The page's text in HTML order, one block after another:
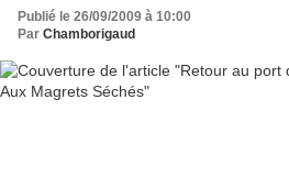
Publié le 26/09/2009 à 10:00
Par Chamborigaud